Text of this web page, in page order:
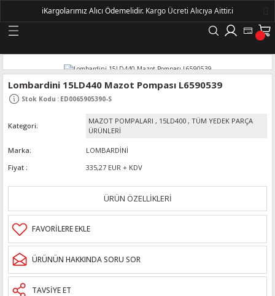
Geri Dön
KASNAKLI ALTERNATÖRLER - 1500
Lombardini 15LD440 Mazot Pompası L6590539
Stok Kodu : ED0065905390-S
Kategori
MAZOT POMPALARI , 15LD400 , TÜM YEDEK PARÇA
ÜRÜNLERİ
Marka
LOMBARDİNİ
Fiyat
335,27 EUR + KDV
ÜRÜN ÖZELLİKLERİ
ÜRÜNÜN HAKKINDA SORU SOR
TAVSİYE ET
ℹ️Kargolarımız Alıcı Ödemelidir. Kargo Ücreti Alıcıya Aittir.ℹ️